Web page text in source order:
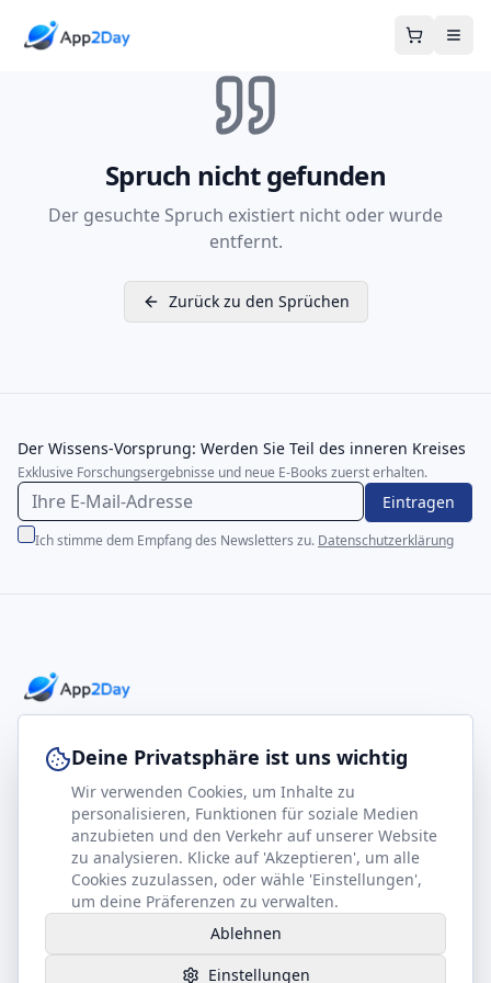
Spruch nicht gefunden
Der gesuchte Spruch existiert nicht oder wurde
entfernt.
Zurück zu den Sprüchen
Der Wissens-Vorsprung: Werden Sie Teil des inneren Kreises
Exklusive Forschungsergebnisse und neue E-Books zuerst erhalten.
Eintragen
Ich stimme dem Empfang des Newsletters zu. Datenschutzerklärung
footer.company
Kontakt
Partner werden
Gesundheits-Kompass
Rechtliches
Impressum
Datenschutz
AGB
Deine Privatsphäre ist uns wichtig
Wir verwenden Cookies, um Inhalte zu
personalisieren, Funktionen für soziale Medien
anzubieten und den Verkehr auf unserer Website
zu analysieren. Klicke auf 'Akzeptieren', um alle
Cookies zuzulassen, oder wähle 'Einstellungen',
um deine Präferenzen zu verwalten.
Ablehnen
Einstellungen
Hilfe benötigt?